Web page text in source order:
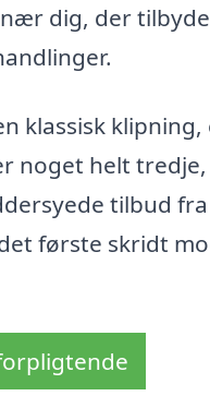
dig, der
klassisk klipning,
noget helt tredje,
tilbud fra
første skridt